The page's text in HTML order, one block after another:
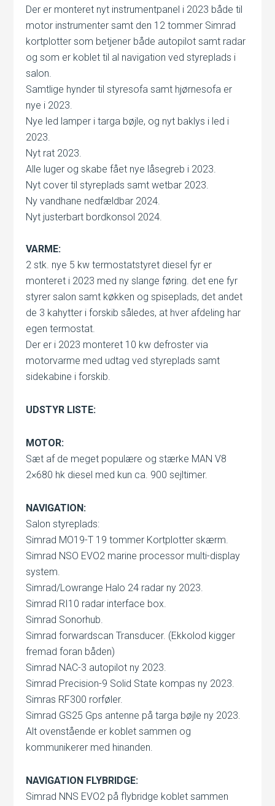
Der er monteret nyt instrumentpanel i 2023 både til
motor instrumenter samt den 12 tommer Simrad
kortplotter som betjener både autopilot samt radar
og som er koblet til al navigation ved styreplads i
salon.
Samtlige hynder til styresofa samt hjørnesofa er
nye i 2023.
Nye led lamper i targa bøjle, og nyt baklys i led i
2023.
Nyt rat 2023.
Alle luger og skabe fået nye låsegreb i 2023.
Nyt cover til styreplads samt wetbar 2023.
Ny vandhane nedfældbar 2024.
Nyt justerbart bordkonsol 2024.
VARME:
2 stk. nye 5 kw termostatstyret diesel fyr er
monteret i 2023 med ny slange føring. det ene fyr
styrer salon samt køkken og spiseplads, det andet
de 3 kahytter i forskib således, at hver afdeling har
egen termostat.
Der er i 2023 monteret 10 kw defroster via
motorvarme med udtag ved styreplads samt
sidekabine i forskib.
UDSTYR LISTE:
MOTOR:
Sæt af de meget populære og stærke MAN V8
2×680 hk diesel med kun ca. 900 sejltimer.
NAVIGATION:
Salon styreplads:
Simrad MO19-T 19 tommer Kortplotter skærm.
Simrad NSO EVO2 marine processor multi-display
system.
Simrad/Lowrange Halo 24 radar ny 2023.
Simrad RI10 radar interface box.
Simrad Sonorhub.
Simrad forwardscan Transducer. (Ekkolod kigger
fremad foran båden)
Simrad NAC-3 autopilot ny 2023.
Simrad Precision-9 Solid State kompas ny 2023.
Simras RF300 rorføler.
Simrad GS25 Gps antenne på targa bøjle ny 2023.
Alt ovenstående er koblet sammen og
kommunikerer med hinanden.
NAVIGATION FLYBRIDGE:
Simrad NNS EVO2 på flybridge koblet sammen